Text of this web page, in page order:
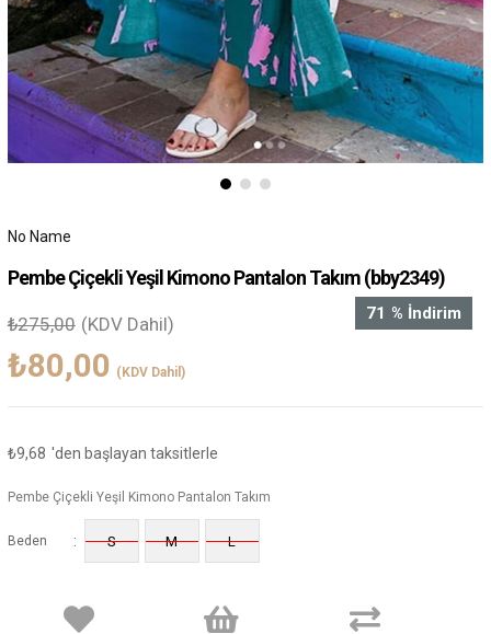
No Name
Pembe Çiçekli Yeşil Kimono Pantalon Takım(bby2349)
%
71 İndirim
₺275,00 (KDV Dahil)
₺80,00 (KDV Dahil)
₺9,68 'den başlayan taksitlerle
Pembe Çiçekli Yeşil Kimono Pantalon Takım
Beden : S M L